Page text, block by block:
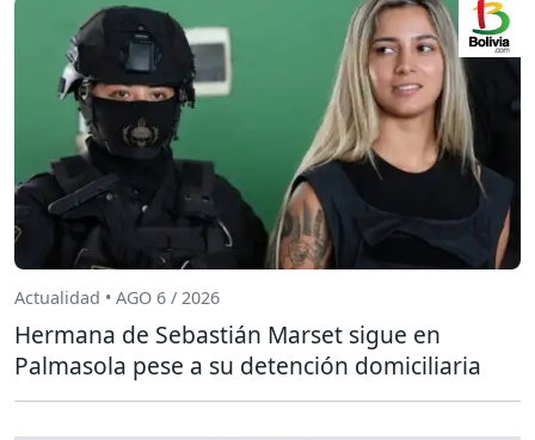
Actualidad • AGO 6 / 2026
Hermana de Sebastián Marset sigue en
Palmasola pese a su detención domiciliaria